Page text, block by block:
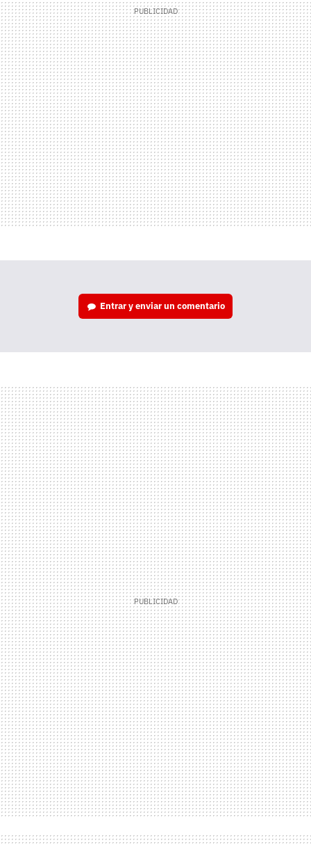
Entrar y enviar un comentario